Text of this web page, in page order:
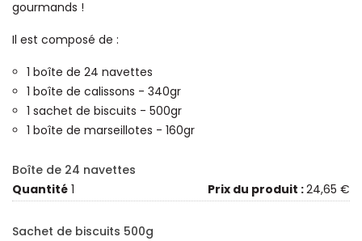
gourmands !
Il est composé de :
1 boîte de 24 navettes
1 boîte de calissons - 340gr
1 sachet de biscuits - 500gr
1 boîte de marseillotes - 160gr
Boîte de 24 navettes
Quantité 1 Prix du produit :24,65 €
Sachet de biscuits 500g